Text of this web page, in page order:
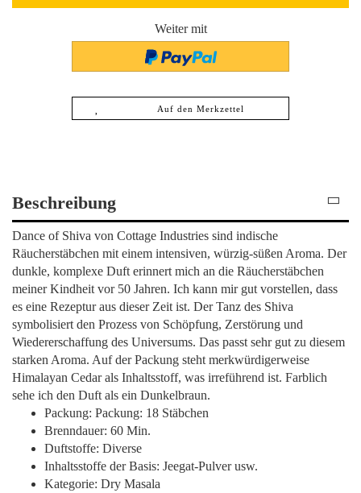
Weiter mit
Auf den Merkzettel
Beschreibung
Dance of Shiva von Cottage Industries sind indische
Räucherstäbchen mit einem intensiven, würzig-süßen Aroma. Der
dunkle, komplexe Duft erinnert mich an die Räucherstäbchen
meiner Kindheit vor 50 Jahren. Ich kann mir gut vorstellen, dass
es eine Rezeptur aus dieser Zeit ist. Der Tanz des Shiva
symbolisiert den Prozess von Schöpfung, Zerstörung und
Wiedererschaffung des Universums. Das passt sehr gut zu diesem
starken Aroma. Auf der Packung steht merkwürdigerweise
Himalayan Cedar als Inhaltsstoff, was irreführend ist. Farblich
sehe ich den Duft als ein Dunkelbraun.
Packung: Packung: 18 Stäbchen
Brenndauer: 60 Min.
Duftstoffe: Diverse
Inhaltsstoffe der Basis: Jeegat-Pulver usw.
Kategorie: Dry Masala